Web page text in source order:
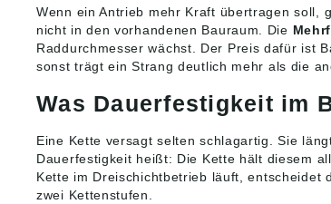
Wenn ein Antrieb mehr Kraft übertragen soll,
nicht in den vorhandenen Bauraum. Die
Raddurchmesser wächst. Der Preis dafür ist
sonst trägt ein Strang deutlich mehr als die
Was Dauerfestigkeit im
Eine Kette versagt selten schlagartig. Sie
Dauerfestigkeit heißt: Die Kette hält diesem
Kette im Dreischichtbetrieb läuft,
zwei Kettenstufen.